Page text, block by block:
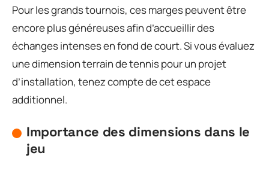
Pour les grands tournois, ces marges peuvent être
encore plus généreuses afin d’accueillir des
échanges intenses en fond de court. Si vous évaluez
une dimension terrain de tennis pour un projet
d’installation, tenez compte de cet espace
additionnel.
Importance des dimensions dans le
jeu